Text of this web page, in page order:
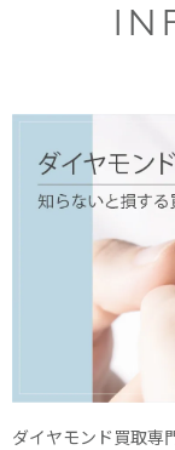
ダイヤモンド買取専